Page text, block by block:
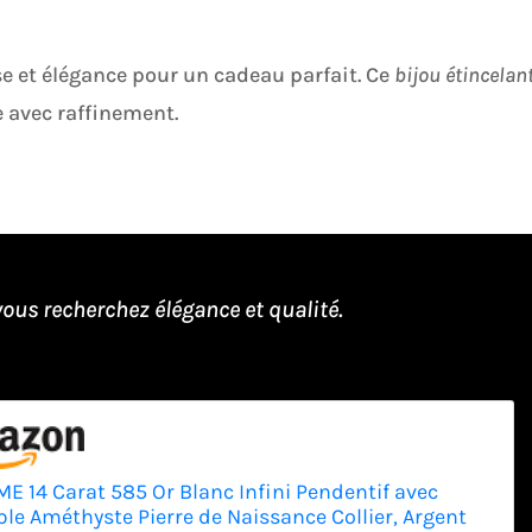
et élégance pour un cadeau parfait. Ce bijou
avec raffinement.
recherchez élégance et qualité.
14 Carat 585 Or Blanc Infini Pendentif avec
Améthyste Pierre de Naissance Collier, Argent